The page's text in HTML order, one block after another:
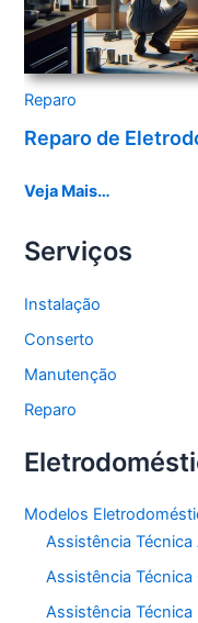
Reparo
Reparo de
Veja Mais…
Serviços
Instalação
Conserto
Manutenção
Reparo
Modelos
Assistência Técnica
Assistência
Assistência Técnica